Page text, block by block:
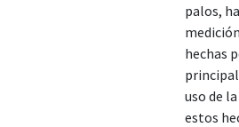
palos,
hechas
uso de
estos